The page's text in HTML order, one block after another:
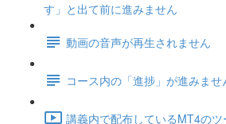
す」と出て前に進みません
動画の音声が再生されません
コース内の「進捗」が進みませ
講義内で配布しているMT4の